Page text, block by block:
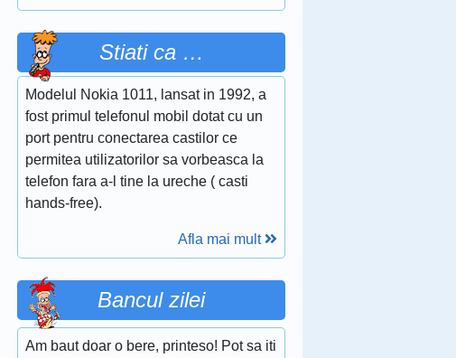
Stiati ca …
Modelul Nokia 1011, lansat in 1992, a
fost primul telefonul mobil dotat cu un
port pentru conectarea castilor ce
permitea utilizatorilor sa vorbeasca la
telefon fara a-l tine la ureche ( casti
hands-free).
Afla mai mult
Bancul zilei
Am baut doar o bere, printeso! Pot sa iti